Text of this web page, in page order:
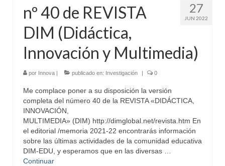
27
JUN 2022
nº 40 de REVISTA
DIM (Didáctica,
Innovación y Multimedia)
por Innova publicado en: Investigación 0
Me complace poner a su disposición la versión
completa del número 40 de la REVISTA «DIDÁCTICA,
INNOVACIÓN,
MULTIMEDIA» (DIM) http://dimglobal.net/revista.htm En
el editorial /memoria 2021-22 encontrarás información
sobre las últimas actividades de la comunidad educativa
DIM-EDU, y esperamos que en las diversas …
Continuar